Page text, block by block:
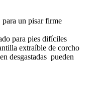
un pisar firme
para pies difíciles
extraíble de corcho
desgastadas pueden